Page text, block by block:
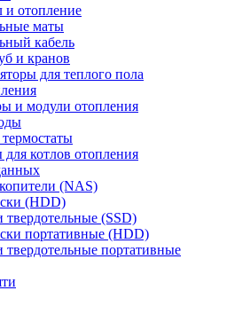
отопление
маты
кабель
и кранов
для теплого пола
и модули отопления
для котлов отопления
(NAS)
(HDD)
твердотельные (SSD)
портативные (HDD)
твердотельные портативные